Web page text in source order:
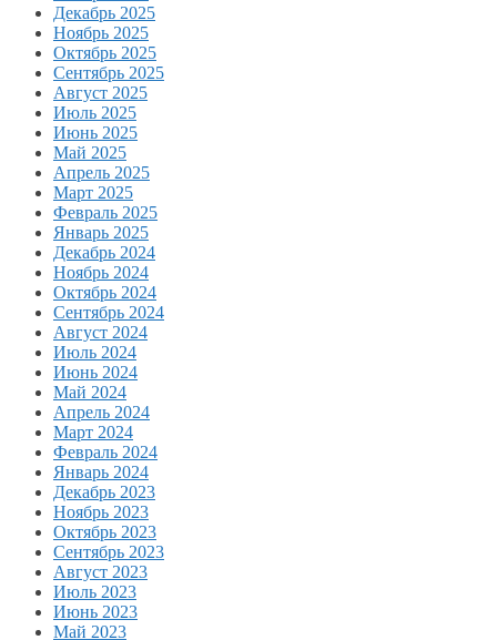
Декабрь 2025
Ноябрь 2025
Октябрь 2025
Сентябрь 2025
Август 2025
Июль 2025
Июнь 2025
Май 2025
Апрель 2025
Март 2025
Февраль 2025
Январь 2025
Декабрь 2024
Ноябрь 2024
Октябрь 2024
Сентябрь 2024
Август 2024
Июль 2024
Июнь 2024
Май 2024
Апрель 2024
Март 2024
Февраль 2024
Январь 2024
Декабрь 2023
Ноябрь 2023
Октябрь 2023
Сентябрь 2023
Август 2023
Июль 2023
Июнь 2023
Май 2023